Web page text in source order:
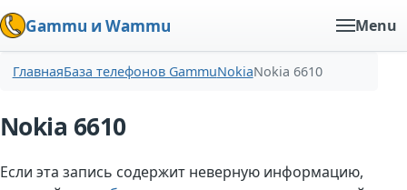
Gammu и Wammu Menu
ГлавнаяБаза телефонов GammuNokiaNokia 6610
Nokia 6610
Если эта запись содержит неверную информацию,